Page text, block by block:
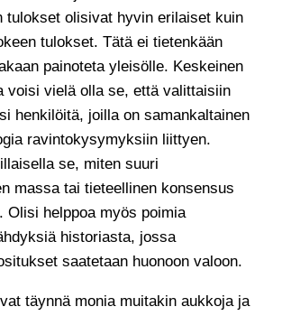
tulokset olisivat hyvin erilaiset kuin
tulokset. Tätä ei tietenkään
painoteta yleisölle. Keskeinen
voisi vielä olla se, että valittaisiin
henkilöitä, joilla on samankaltainen
ravintokysymyksiin liittyen.
se, miten suuri
massa tai tieteellinen konsensus
Olisi helppoa myös poimia
historiasta, jossa
saatetaan huonoon valoon.
täynnä monia muitakin aukkoja ja